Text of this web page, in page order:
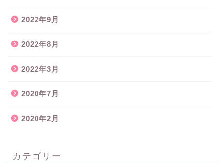
2022年9月
2022年8月
2022年3月
2020年7月
2020年2月
カテゴリー